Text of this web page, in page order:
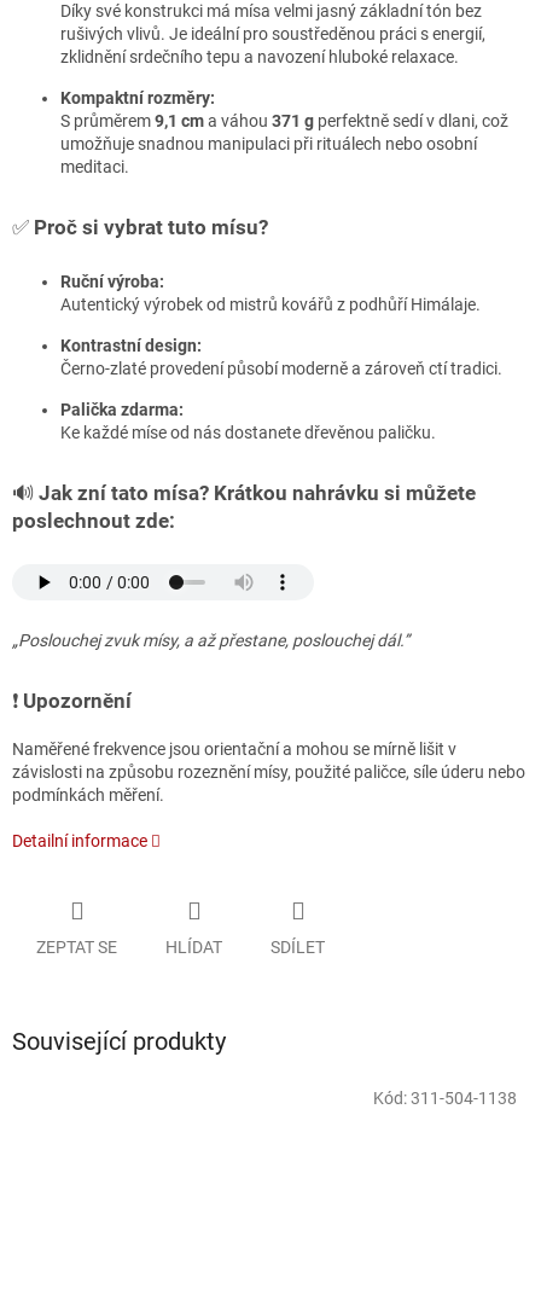
Díky své konstrukci má mísa velmi jasný základní tón bez
rušivých vlivů. Je ideální pro soustředěnou práci s energií,
zklidnění srdečního tepu a navození hluboké relaxace.
Kompaktní rozměry:
S průměrem9,1 cma váhou 371 g perfektně sedí v dlani, což
umožňuje snadnou manipulaci při rituálech nebo osobní
meditaci.
✅ Proč si vybrat tuto mísu?
Ruční výroba:
Autentický výrobek od mistrů kovářů z podhůří Himálaje.
Kontrastní design:
Černo-zlaté provedení působí moderně a zároveň ctí tradici.
Palička zdarma:
Ke každé míse od nás dostanete dřevěnou paličku.
🔊 Jak zní tato mísa? Krátkou nahrávku si můžete
poslechnout zde:
„Poslouchej zvuk mísy, a až přestane, poslouchej dál.”
❗️ Upozornění
Naměřené frekvence jsou orientační a mohou se mírně lišit v
závislosti na způsobu rozeznění mísy, použité paličce, síle úderu nebo
podmínkách měření.
Detailní informace
ZEPTAT SE HLÍDAT SDÍLET
Související produkty
Kód:311-504-1138